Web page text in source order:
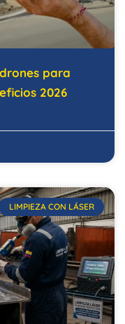
para
2026
LIMPIEZA CON LÁSER